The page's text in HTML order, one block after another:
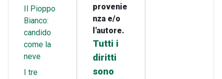
Il Pioppo
Bianco:
candido
come la
neve
I tre
provenie
nza e/o
l'autore.
Tutti i
diritti
sono